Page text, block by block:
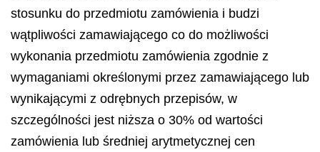
stosunku do przedmiotu zamówienia i budzi
wątpliwości zamawiającego co do możliwości
wykonania przedmiotu zamówienia zgodnie z
wymaganiami określonymi przez zamawiającego lub
wynikającymi z odrębnych przepisów, w
szczególności jest niższa o 30% od wartości
zamówienia lub średniej arytmetycznej cen